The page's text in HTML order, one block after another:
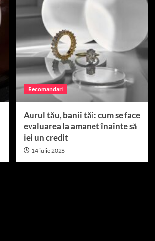
Recomandari
Aurul tău, banii tăi: cum se face
evaluarea la amanet înainte să
iei un credit
14 iulie 2026